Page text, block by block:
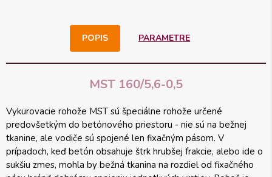
POPIS PARAMETRE
MST 160/5,6-0,5
Vykurovacie rohože MST sú špeciálne rohože určené
predovšetkým do betónového priestoru - nie sú na bežnej
tkanine, ale vodiče sú spojené len fixačným pásom. V
prípadoch, keď betón obsahuje štrk hrubšej frakcie, alebo ide o
sukšiu zmes, mohla by bežná tkanina na rozdiel od fixačného